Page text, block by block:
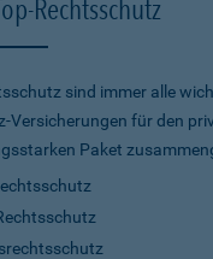
Rechtsschutz
sind immer alle
Versicherungen für den
Paket